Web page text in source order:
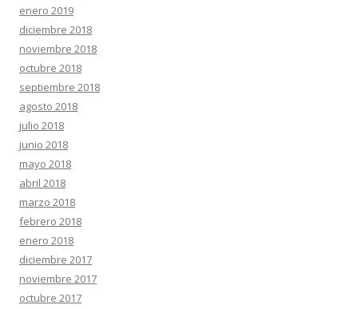
enero 2019
diciembre 2018
noviembre 2018
octubre 2018
septiembre 2018
agosto 2018
julio 2018
junio 2018
mayo 2018
abril 2018
marzo 2018
febrero 2018
enero 2018
diciembre 2017
noviembre 2017
octubre 2017